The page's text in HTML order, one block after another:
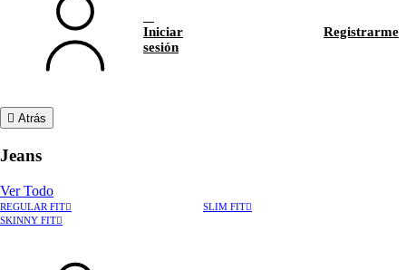
Iniciar
sesión
Registrarme
Atrás
Jeans
Ver Todo
REGULAR FIT
SLIM FIT
SKINNY FIT